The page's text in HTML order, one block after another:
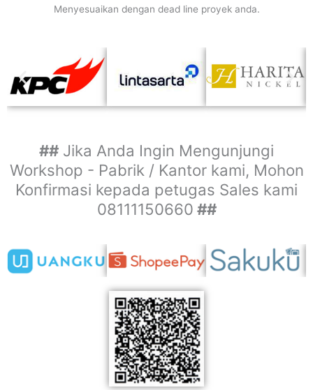
Menyesuaikan dengan dead line proyek anda.
## Jika Anda Ingin Mengunjungi
Workshop - Pabrik / Kantor kami, Mohon
Konfirmasi kepada petugas Sales kami
08111150660 ##